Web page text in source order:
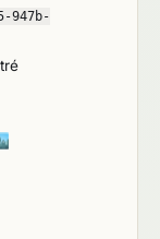
947b-